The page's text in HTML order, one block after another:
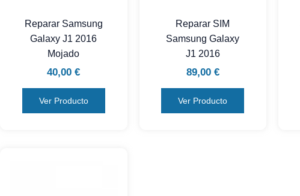
Reparar Samsung
Galaxy J1 2016
Mojado
40,00€
Ver Producto
Reparar SIM
Samsung Galaxy
J1 2016
89,00 €
Ver Producto